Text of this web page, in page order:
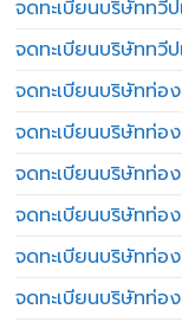
จดทะเบียนบริษัททวีป
จดทะเบียนบริษัททวี
จดทะเบียนบริษัทท่อ
จดทะเบียนบริษัทท่อ
จดทะเบียนบริษัทท่อ
จดทะเบียนบริษัทท่อ
จดทะเบียนบริษัทท่อ
จดทะเบียนบริษัทท่อ